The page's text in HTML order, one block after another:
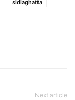
sidlaghatta
Next article